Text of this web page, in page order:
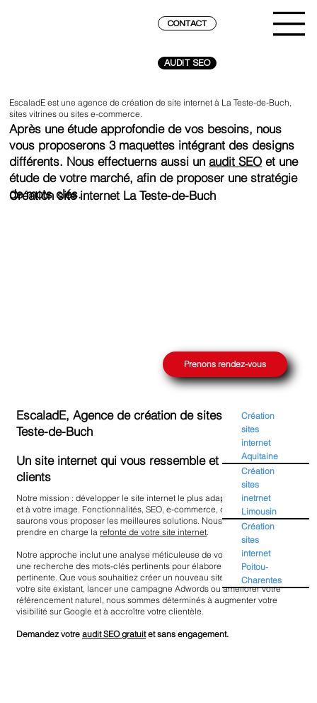
AUDIT SEO
CONTACT
Création site internet La Teste-de-Buch
Prenons rendez-vous
EscaladE est une agence de création de site internet à La Teste-de-Buch,
sites vitrines ou sites e-commerce.
Après une étude approfondie de vos besoins, nous
vous proposerons 3 maquettes intégrant des designs
différents. Nous effectuerns aussi unaudit SEO et une
étude de votre marché, afin de proposer une stratégie
de mots clés.
EscaladE, Agence de création de sites internet à La
Teste-de-Buch
Un site internet qui vous ressemble et capte vos
clients
Notre mission : développer le site internet le plus adapté à votre stratégie
et à votre image. Fonctionnalités, SEO, e-commerce, design, nous
saurons vous proposer les meilleures solutions. Nous pouvons également
prendre en charge larefonte de votre site internet
Notre approche inclut une analyse méticuleuse de votre concurrence et
une recherche des mots-clés pertinents pour élaborer une stratégie SEO
pertinente. Que vous souhaitiez créer un nouveau site web ou optimiser
votre site existant, lancer une campagne Adwords ou améliorer votre
référencement naturel, nous sommes déterminés à augmenter votre
visibilité sur Google et à accroître votre clientèle.
Demandez votreaudit SEO gratuitet sans engagement.
Création
sites
internet
Aquitaine
Création
sites
inetrnet
Limousin
Création
sites
internet
Poitou-
Charentes